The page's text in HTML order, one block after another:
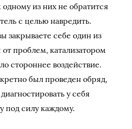
одному из них не обратится
с целью навредить.
закрываете себе один из
от проблем, катализатором
стороннее воздействие.
был проведен обряд,
у себя
под силу каждому.